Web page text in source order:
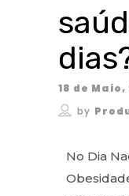
18 de Maio,
by
No Dia